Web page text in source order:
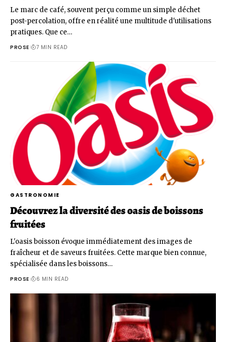
Le marc de café, souvent perçu comme un simple déchet
post-percolation, offre en réalité une multitude d'utilisations
pratiques. Que ce…
PROSE 7 MIN READ
GASTRONOMIE
Découvrez la diversité des oasis de boissons
fruitées
L'oasis boisson évoque immédiatement des images de
fraîcheur et de saveurs fruitées. Cette marque bien connue,
spécialisée dans les boissons…
PROSE 6 MIN READ